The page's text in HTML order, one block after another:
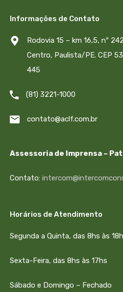
Informações de Contato
Rodovia 15 – km 16,5, nº
Centro, Paulista/PE. CEP
445
(81) 3221-1000
contato@aclf.com.br
Assessoria de Imprensa –
Contato:
Horários de Atendimento
Segunda a Quinta, das 8hs às
Sexta-Feira, das 8hs às 17hs
Sábado e Domingo – Fechado